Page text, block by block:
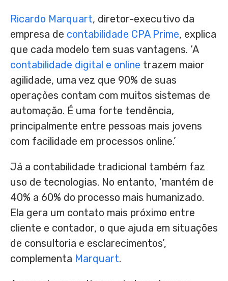
Ricardo Marquart, diretor-executivo da
empresa de contabilidade CPA Prime, explica
que cada modelo tem suas vantagens. ‘A
contabilidade digital e online trazem maior
agilidade, uma vez que 90% de suas
operações contam com muitos sistemas de
automação. É uma forte tendência,
principalmente entre pessoas mais jovens
com facilidade em processos online.’
Já a contabilidade tradicional também faz
uso de tecnologias. No entanto, ‘mantém de
40% a 60% do processo mais humanizado.
Ela gera um contato mais próximo entre
cliente e contador, o que ajuda em situações
de consultoria e esclarecimentos’,
complementa Marquart.